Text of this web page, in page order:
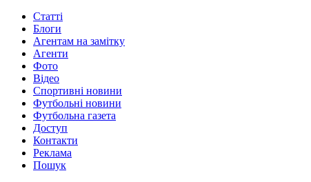
Статті
Блоги
Агентам на замітку
Агенти
Фото
Відео
Спортивні новини
Футбольні новини
Футбольна газета
Доступ
Контакти
Реклама
Пошук